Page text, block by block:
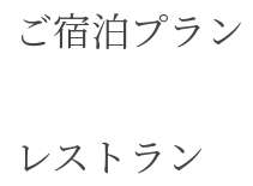
ご宿泊プラン
レストラン